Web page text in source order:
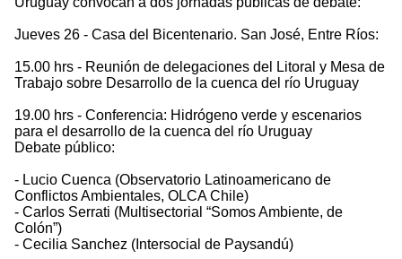
Jueves 26 - Casa del Bicentenario. San José, Entre Ríos:
15.00 hrs - Reunión de delegaciones del Litoral y Mesa de
Trabajo sobre Desarrollo de la cuenca del río Uruguay
19.00 hrs - Conferencia: Hidrógeno verde y escenarios
para el desarrollo de la cuenca del río Uruguay
Debate público:
- Lucio Cuenca (Observatorio Latinoamericano de
Conflictos Ambientales, OLCA Chile)
- Carlos Serrati (Multisectorial “Somos Ambiente, de
Colón”)
- Cecilia Sanchez (Intersocial de Paysandú)